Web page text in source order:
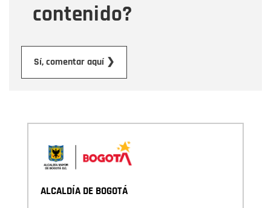
contenido?
Sí, comentar aquí ❯
ALCALDÍA DE BOGOTÁ